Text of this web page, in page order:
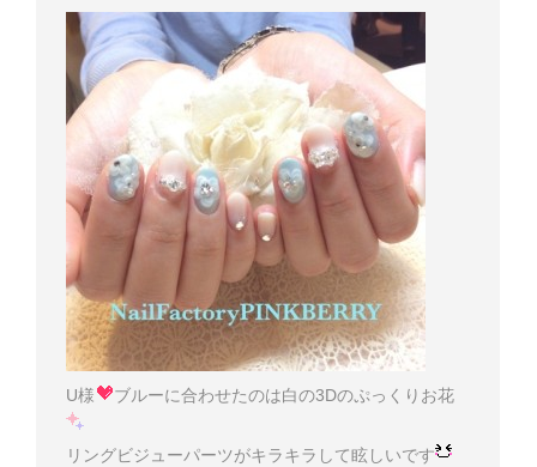
U様 ブルーに合わせたのは白の3Dのぷっくりお花
リングビジューパーツがキラキラして眩しいです